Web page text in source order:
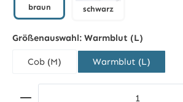
braun schwarz
Größenauswahl: Warmblut (L)
Cob (M) Warmblut (L)
Produkt Anzahl: Gib den